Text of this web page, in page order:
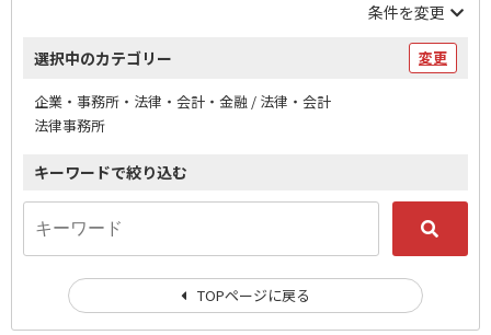
条件を変更
選択中のカテゴリー 変更
企業・事務所・法律・会計・金融 / 法律・会計
法律事務所
キーワードで絞り込む
TOPページに戻る